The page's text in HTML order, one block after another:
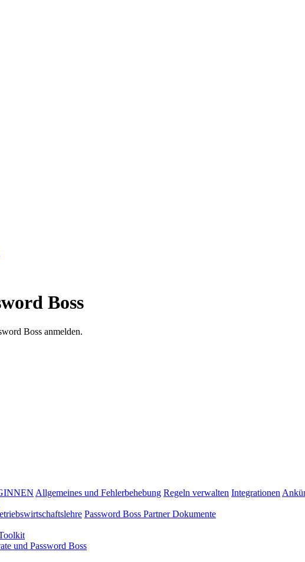
Boss
Boss anmelden.
Allgemeines und Fehlerbehebung Regeln verwalten Integrationen
Password Boss Partner Dokumente
und Password Boss